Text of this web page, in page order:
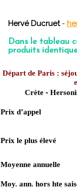
Hervé Ducruet-
Dans le tableau
produits
Départ de Paris :
Crète-
Prix d’appel
Prix le plus élevé
Moyenne annuelle
Moy. ann. hors hte